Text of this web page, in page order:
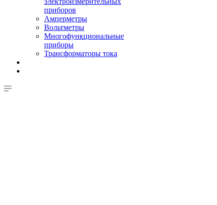
приборов
Амперметры
Вольтметры
Многофункциональные
приборы
Трансформаторы тока